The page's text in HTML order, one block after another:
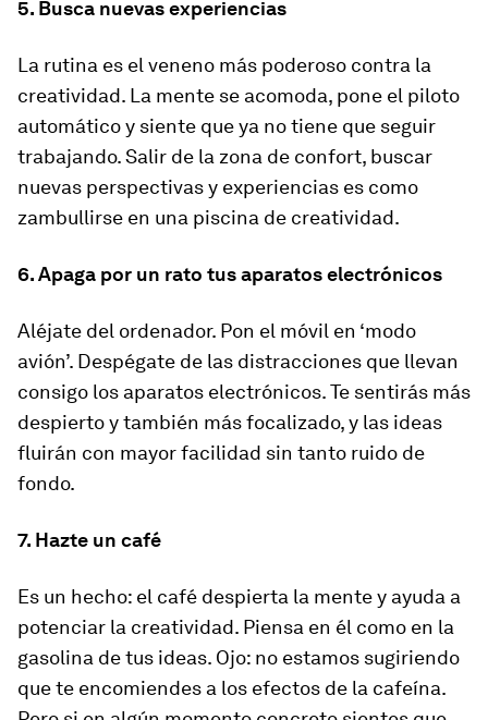
5. Busca nuevas experiencias
La rutina es el veneno más poderoso contra la
creatividad. La mente se acomoda, pone el piloto
automático y siente que ya no tiene que seguir
trabajando. Salir de la zona de confort, buscar
nuevas perspectivas y experiencias es como
zambullirse en una piscina de creatividad.
6. Apaga por un rato tus aparatos electrónicos
Aléjate del ordenador. Pon el móvil en ‘modo
avión’. Despégate de las distracciones que llevan
consigo los aparatos electrónicos. Te sentirás más
despierto y también más focalizado, y las ideas
fluirán con mayor facilidad sin tanto ruido de
fondo.
7. Hazte un café
Es un hecho: el café despierta la mente y ayuda a
potenciar la creatividad. Piensa en él como en la
gasolina de tus ideas. Ojo: no estamos sugiriendo
que te encomiendes a los efectos de la cafeína.